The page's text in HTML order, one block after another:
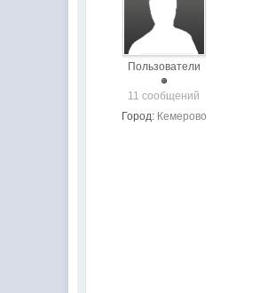
Пользователи
11 сообщений
Город: Кемерово